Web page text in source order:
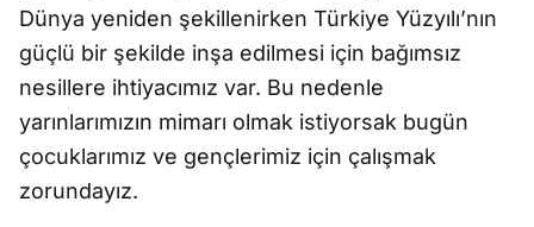
Dünya yeniden şekillenirken Türkiye Yüzyılı’nın
güçlü bir şekilde inşa edilmesi için bağımsız
nesillere ihtiyacımız var. Bu nedenle
yarınlarımızın mimarı olmak istiyorsak bugün
çocuklarımız ve gençlerimiz için çalışmak
zorundayız.